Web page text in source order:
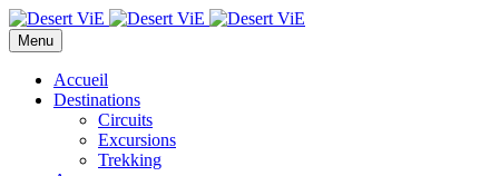
Menu
Accueil
Destinations
Circuits
Excursions
Trekking